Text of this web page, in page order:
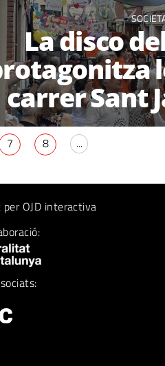
La disco
carrer Sant
7 8 ...
OJD interactiva